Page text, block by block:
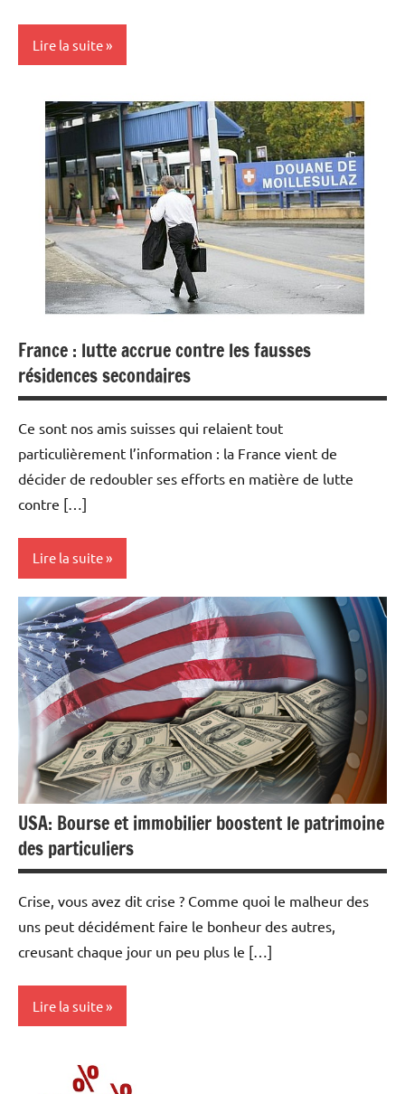
Lire la suite
Actualités
Devises
Economie
Immobilier
France : lutte accrue contre les fausses
résidences secondaires
Ce sont nos amis suisses qui relaient tout
particulièrement l’information : la France vient de
décider de redoubler ses efforts en matière de lutte
contre […]
Lire la suite
Actualités
Economie
Fiscalité
Foncier
Foncières
Immobilier
USA: Bourse et immobilier boostent le patrimoine
des particuliers
Crise, vous avez dit crise ? Comme quoi le malheur des
uns peut décidément faire le bonheur des autres,
creusant chaque jour un peu plus le […]
Lire la suite
Actualités